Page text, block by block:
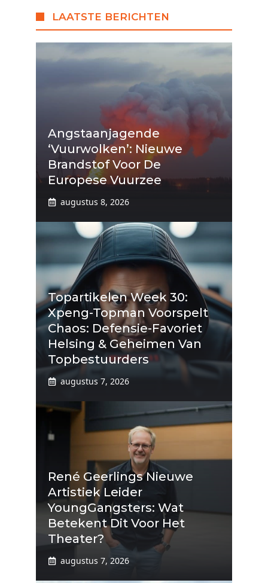
LAATSTE BERICHTEN
Angstaanjagende
‘vuurwolken’: Nieuwe
Brandstof Voor De
Europese Vuurzee
augustus 8, 2026
Topartikelen Week 30:
Xpeng-Topman Voorspelt
Chaos: Defensie-Favoriet
Helsing & Geheimen Van
Topbestuurders
augustus 7, 2026
René Geerlings Nieuwe
Artistiek Leider
YoungGangsters: Wat
Betekent Dit Voor Het
Theater?
augustus 7, 2026